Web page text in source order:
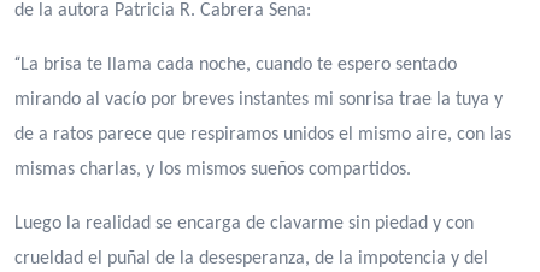
de la autora Patricia R. Cabrera Sena:
“La brisa te llama cada noche, cuando te espero sentado
mirando al vacío por breves instantes mi sonrisa trae la tuya y
de a ratos parece que respiramos unidos el mismo aire, con las
mismas charlas, y los mismos sueños compartidos.
Luego la realidad se encarga de clavarme sin piedad y con
crueldad el puñal de la desesperanza, de la impotencia y del